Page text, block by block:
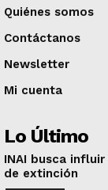
Quiénes somos
Contáctanos
Newsletter
Mi cuenta
Lo Último
INAI busca
de extinción